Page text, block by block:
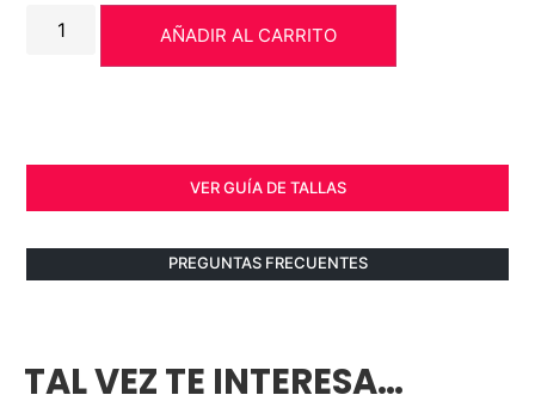
AÑADIR AL CARRITO
VER GUÍA DE TALLAS
PREGUNTAS FRECUENTES
TAL VEZ TE INTERESA…